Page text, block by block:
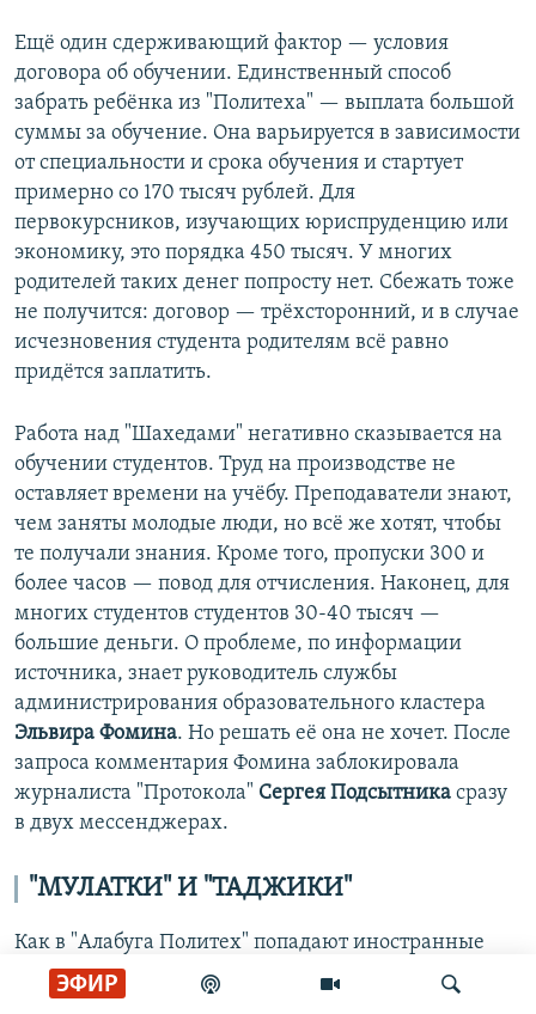
ЭФИР
Ещё один сдерживающий фактор — условия
договора об обучении. Единственный способ
забрать ребёнка из "Политеха" — выплата большой
суммы за обучение. Она варьируется в зависимости
от специальности и срока обучения и стартует
примерно со 170 тысяч рублей. Для
первокурсников, изучающих юриспруденцию или
экономику, это порядка 450 тысяч. У многих
родителей таких денег попросту нет. Сбежать тоже
не получится: договор — трёхсторонний, и в случае
исчезновения студента родителям всё равно
придётся заплатить.
Работа над "Шахедами" негативно сказывается на
обучении студентов. Труд на производстве не
оставляет времени на учёбу. Преподаватели знают,
чем заняты молодые люди, но всё же хотят, чтобы
те получали знания. Кроме того, пропуски 300 и
более часов — повод для отчисления. Наконец, для
многих студентов студентов 30-40 тысяч —
большие деньги. О проблеме, по информации
источника, знает руководитель службы
администрирования образовательного кластера
Эльвира Фомина. Но решать её она не хочет. После
запроса комментария Фомина заблокировала
журналиста "Протокола" Сергея Подсытника сразу
в двух мессенджерах.
"МУЛАТКИ" И "ТАДЖИКИ"
Как в "Алабуга Политех" попадают иностранные
студенты? По информации авторов расследования,
схема привлечения студентов из Африки —